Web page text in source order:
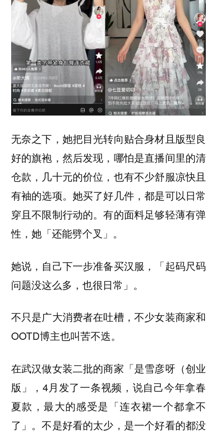
无奈之下，她把目光转向贴合身材且版型良
好的旗袍，然后发现，哪怕是直播间里的清
仓款，几十元的价位，也有不少舒服凉快且
有袖的选项。她买了好几件，都是可以日常
穿且不限制行动的。有的面料足够轻薄有弹
性，她「还能劈个叉」。
她说，自己下一步准备买汉服，「起码尺码
问题没这么多，也很日常」。
不只是广大消费者在吐槽，不少女装商家和
OOTD博主也叫苦不迭。
在武汉做女装二批的商家「是雪彦呀（创业
版」，4月发了一条视频，说自己今年拿春
夏款，最大的感受是「连衣裙一个都拿不
了」。不是好看的太少，是一个好看的都没